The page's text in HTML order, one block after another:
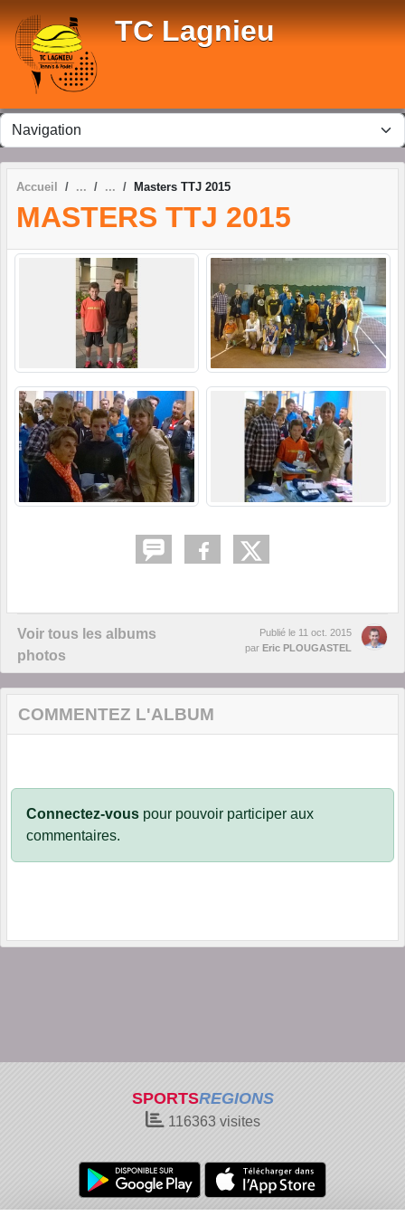
TC Lagnieu
Accueil Masters TTJ 2015
MASTERS TTJ 2015
Voir tous les albums
photos
Publié le 11 oct. 2015
par Eric PLOUGASTEL
COMMENTEZ L'ALBUM
Connectez-vous pour pouvoir participer aux
commentaires.
SPORTSREGIONS
116363 visites